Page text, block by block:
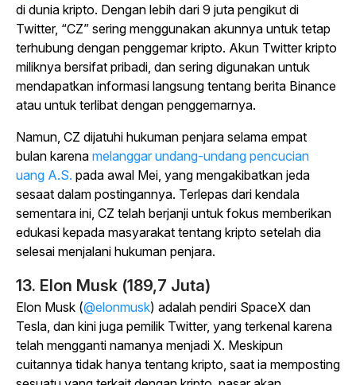
di dunia kripto. Dengan lebih dari 9 juta pengikut di
Twitter, “CZ” sering menggunakan akunnya untuk tetap
terhubung dengan penggemar kripto. Akun Twitter kripto
miliknya bersifat pribadi, dan sering digunakan untuk
mendapatkan informasi langsung tentang berita Binance
atau untuk terlibat dengan penggemarnya.
Namun, CZ dijatuhi hukuman penjara selama empat
bulan karena melanggar undang-undang pencucian
uang A.S. pada awal Mei, yang mengakibatkan jeda
sesaat dalam postingannya. Terlepas dari kendala
sementara ini, CZ telah berjanji untuk fokus memberikan
edukasi kepada masyarakat tentang kripto setelah dia
selesai menjalani hukuman penjara.
13. Elon Musk (189,7 Juta)
Elon Musk (@elonmusk) adalah pendiri SpaceX dan
Tesla, dan kini juga pemilik Twitter, yang terkenal karena
telah mengganti namanya menjadi X. Meskipun
cuitannya tidak hanya tentang kripto, saat ia memposting